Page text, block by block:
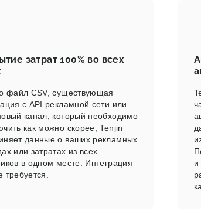
затрат 100% во всех
файл CSV, существующая
с API рекламной сети или
канал, который необходимо
как можно скорее, Tenjin
данные о ваших рекламных
или затратах из всех
в одном месте. Интеграция
требуется.
и